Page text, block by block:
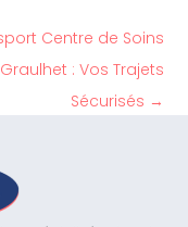
Centre de Soins
Graulhet : Vos Trajets
Sécurisés →